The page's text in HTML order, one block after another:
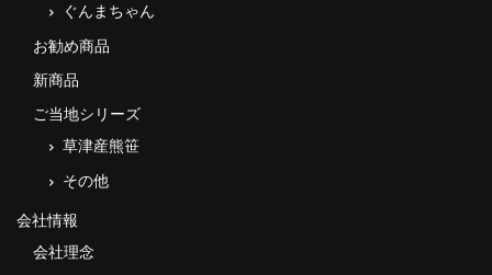
沿革
社長あいさつ
お問合せ
送料のご案内
スタッフブログ
草津Tip店
ぐんまちゃん
お勧め商品
新商品
ご当地シリーズ
草津産熊笹
その他
会社情報
会社理念